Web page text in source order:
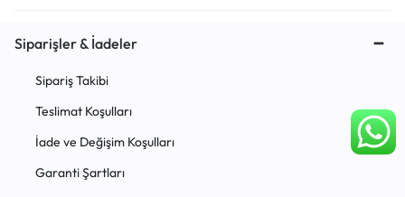
Siparişler & İadeler
Sipariş Takibi
Teslimat Koşulları
İade ve Değişim Koşulları
Garanti Şartları